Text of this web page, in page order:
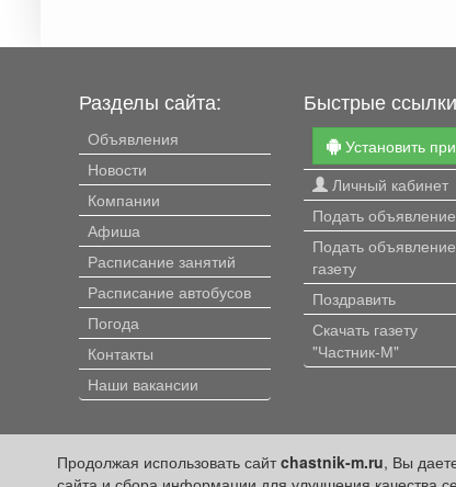
Продолжая использовать сайтchastnik-m.ru, Вы
Разделы сайта:
Объявления
Новости
Компании
Афиша
Расписание занятий
Расписание автобусов
Погода
Контакты
Наши вакансии
Быстрые
Установить
Личный кабинет
Подать объявление
Подать
газету
Поздравить
Скачать газету
"Частник-М"